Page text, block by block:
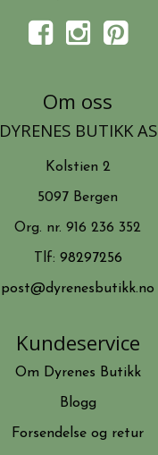
Om oss
DYRENES BUTIKK AS
Kolstien 2
5097 Bergen
Org. nr. 916 236 352
Tlf: 98297256
post@dyrenesbutikk.no
Kundeservice
Om Dyrenes Butikk
Blogg
Forsendelse og retur